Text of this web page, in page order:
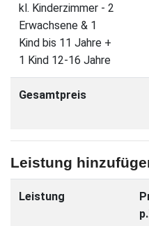
kl. Kinderzimmer - 2
Erwachsene & 1
Kind bis 11 Jahre +
1 Kind 12-16 Jahre
Gesamtpreis
Leistung
Leistung